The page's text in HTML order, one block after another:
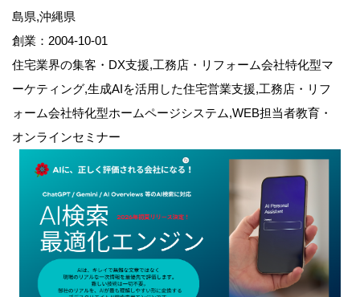
島県,沖縄県
創業：2004-10-01
住宅業界の集客・DX支援,工務店・リフォーム会社特化型マ
ーケティング,生成AIを活用した住宅営業支援,工務店・リフ
ォーム会社特化型ホームページシステム,WEB担当者教育・
オンラインセミナー